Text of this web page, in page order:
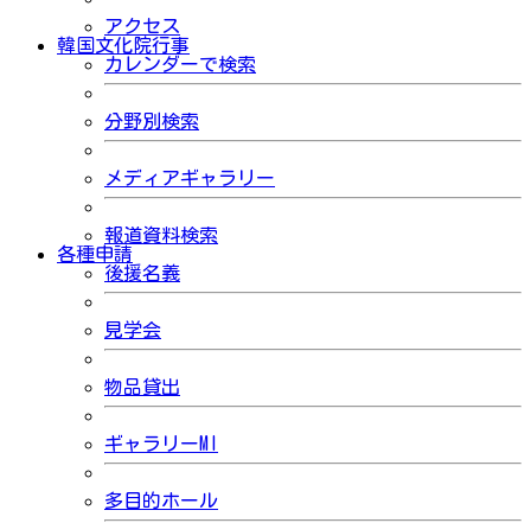
アクセス
韓国文化院行事
カレンダーで検索
分野別検索
メディアギャラリー
報道資料検索
各種申請
後援名義
見学会
物品貸出
ギャラリーMI
多目的ホール